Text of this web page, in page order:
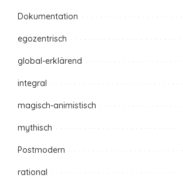
Dokumentation
egozentrisch
global-erklärend
integral
magisch-animistisch
mythisch
Postmodern
rational